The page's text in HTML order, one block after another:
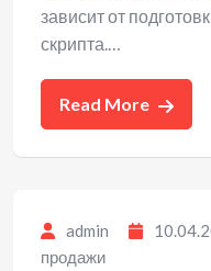
зависит от
скрипта.…
Read More
admin
продажи